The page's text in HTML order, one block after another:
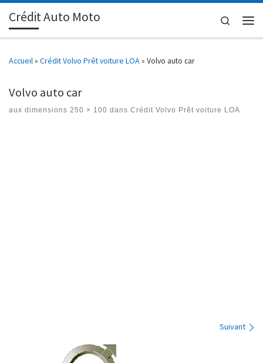
Passer au contenu
Crédit Auto Moto
Search
Accueil» Crédit Volvo Prêt voiture LOA» Volvo auto car
Volvo auto car
aux dimensions 250 × 100 dans Crédit Volvo Prêt voiture LOA
Suivant